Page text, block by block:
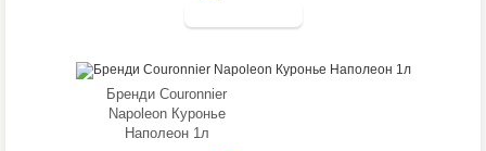
Бренди Couronnier
Napoleon Куронье
Наполеон 1л